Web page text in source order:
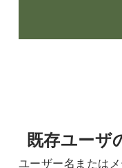
既存ユーザ
ユーザー名または